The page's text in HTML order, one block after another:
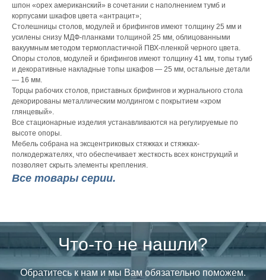
шпон «орех американский» в сочетании с наполнением тумб и
корпусами шкафов цвета «антрацит»;
Столешницы столов, модулей и брифингов имеют толщину 25 мм и
усилены снизу МДФ-планками толщиной 25 мм, облицованными
вакуумным методом термопластичной ПВХ-пленкой черного цвета.
Опоры столов, модулей и брифингов имеют толщину 41 мм, топы тумб
и декоративные накладные топы шкафов — 25 мм, остальные детали
— 16 мм.
Торцы рабочих столов, приставных брифингов и журнального стола
декорированы металлическим молдингом с покрытием «хром
глянцевый».
Все стационарные изделия устанавливаются на регулируемые по
высоте опоры.
Мебель собрана на эксцентриковых стяжках и стяжках-
полкодержателях, что обеспечивает жесткость всех конструкций и
позволяет скрыть элементы крепления.
Все товары серии.
Что-то не нашли?
Обратитесь к нам и мы Вам обязательно поможем.